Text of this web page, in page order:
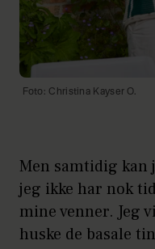
Foto: Christina Kayser O.
Men samtidig kan
jeg ikke har nok
mine venner. Jeg
huske de basale